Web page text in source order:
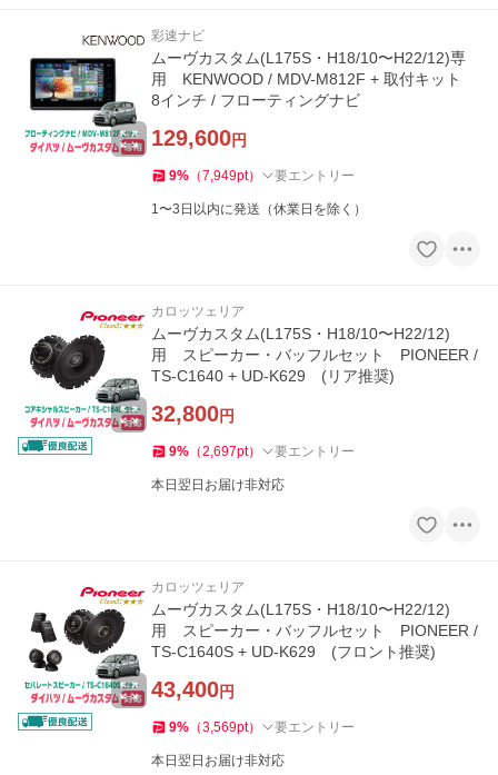
彩速ナビ
ムーヴカスタム(L175S・H18/10〜H22/12)専
用 KENWOOD / MDV-M812F + 取付キット
8インチ / フローティングナビ
129,600円
9% （7,949pt） 要エントリー
1〜3日以内に発送（休業日を除く）
カロッツェリア
ムーヴカスタム(L175S・H18/10〜H22/12)
用 スピーカー・バッフルセット PIONEER /
TS-C1640 + UD-K629 (リア推奨)
32,800円
9% （2,697pt） 要エントリー
本日翌日お届け非対応
カロッツェリア
ムーヴカスタム(L175S・H18/10〜H22/12)
用 スピーカー・バッフルセット PIONEER /
TS-C1640S + UD-K629 (フロント推奨)
43,400円
9% （3,569pt） 要エントリー
本日翌日お届け非対応